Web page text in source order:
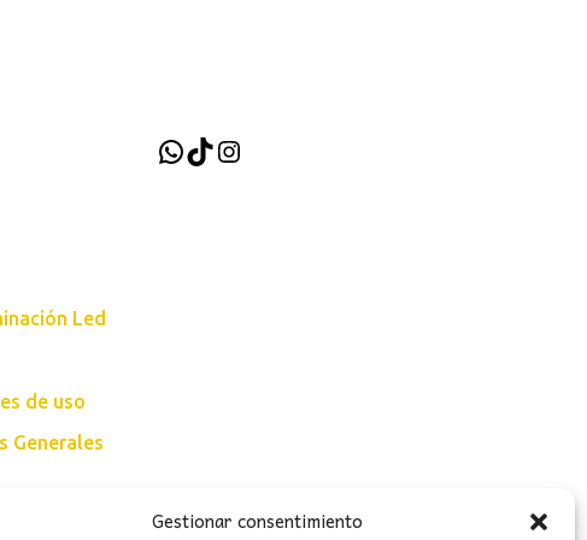
Gestionar consentimiento
Led
de uso
Generales
WhatsApp
TikTokInstagram